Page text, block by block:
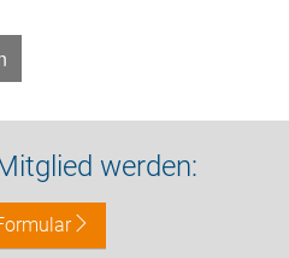
werden: